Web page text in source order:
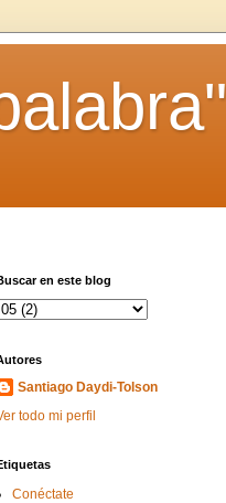
en este blog
Santiago Daydi-Tolson
todo mi perfil
Conéctate